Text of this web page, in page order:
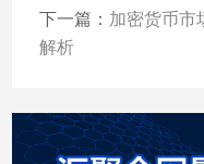
下一篇： 加密货币市
解析